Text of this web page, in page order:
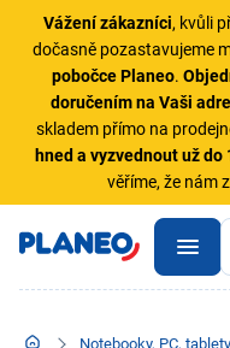
Vážení zákazníci, kvůli
dočasně pozastavujeme
pobočce Planeo.
doručením na Vaši
skladem přímo na
hned a vyzvednout už do
věříme, že nám
Notebooky, PC,